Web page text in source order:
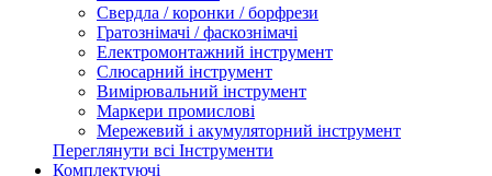
Свердла / коронки / борфрези
Гратознімачі / фаскознімачі
Електромонтажний інструмент
Слюсарний інструмент
Вимірювальний інструмент
Маркери промислові
Мережевий і акумуляторний інструмент
Переглянути всі Інструменти
Комплектуючі